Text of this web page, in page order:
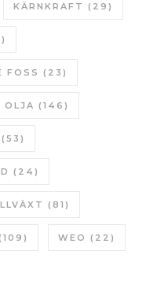
KÄRNKRAFT (29)
FOSS (23)
OLJA (146)
(53)
(24)
(81)
WEO (22)